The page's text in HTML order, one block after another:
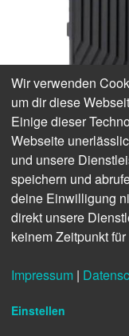
Wir verwenden
um dir diese
Einige dieser
Webseite
und unsere
speichern und
deine Einwilligung
direkt unsere
keinem Zeitpunkt
Impressum |
Einstellen